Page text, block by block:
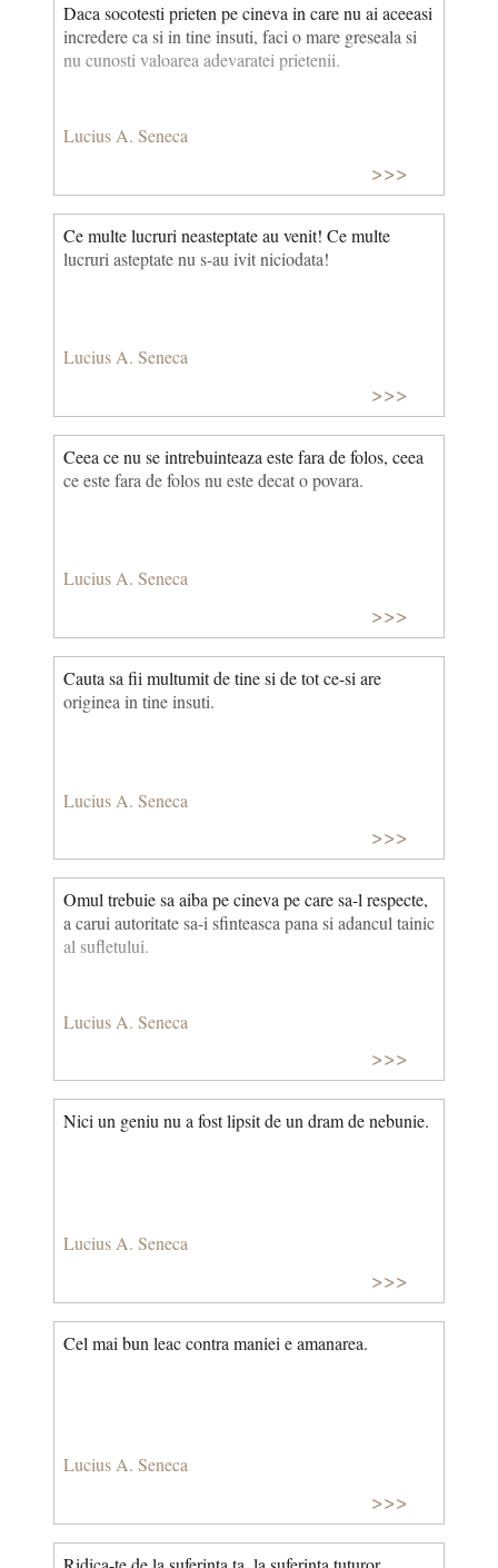
Daca socotesti prieten pe cineva in care nu ai aceeasi
incredere ca si in tine insuti, faci o mare greseala si
nu cunosti valoarea adevaratei prietenii.
Lucius A. Seneca
>>>
Ce multe lucruri neasteptate au venit! Ce multe
lucruri asteptate nu s-au ivit niciodata!
Lucius A. Seneca
>>>
Ceea ce nu se intrebuinteaza este fara de folos, ceea
ce este fara de folos nu este decat o povara.
Lucius A. Seneca
>>>
Cauta sa fii multumit de tine si de tot ce-si are
originea in tine insuti.
Lucius A. Seneca
>>>
Omul trebuie sa aiba pe cineva pe care sa-l respecte,
a carui autoritate sa-i sfinteasca pana si adancul tainic
al sufletului.
Lucius A. Seneca
>>>
Nici un geniu nu a fost lipsit de un dram de nebunie.
Lucius A. Seneca
>>>
Cel mai bun leac contra maniei e amanarea.
Lucius A. Seneca
>>>